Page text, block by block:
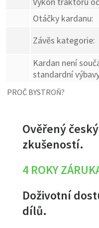
Otáčky kardanu:
Závěs kategorie:
Kardan není
standardní
PROČ BYSTROŇ?
Ověřený
zkušeností.
4 ROKY
Doživotní
dílů.